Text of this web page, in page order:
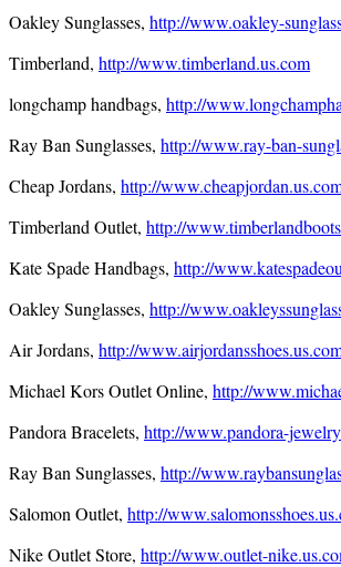
Oakley Sunglasses, http://www.oakley-
Timberland, http://www.timberland.us.com
longchamp handbags, http://
Ray Ban Sunglasses, http://www.ray-ban-
Cheap Jordans, http://
Timberland Outlet, http://
Kate Spade Handbags, http://
Oakley Sunglasses, http://
Air Jordans, http://
Michael Kors Outlet Online, http://
Pandora Bracelets, http://www.pandora-
Ray Ban Sunglasses, http://
Salomon Outlet, http://
Nike Outlet Store, http://www.outlet-